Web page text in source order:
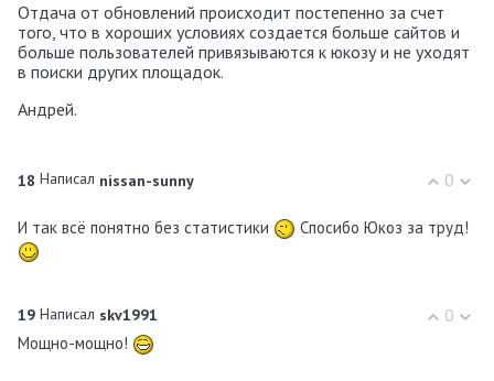
Отдача от обновлений происходит постепенно за счет
того, что в хороших условиях создается больше сайтов и
больше пользователей привязываются к юкозу и не уходят
в поиски других площадок.
Андрей.
0
18 Написал nissan-sunny
И так всё понятно без статистики Спосибо Юкоз за труд!
0
19 Написал skv1991
Мощно-мощно!